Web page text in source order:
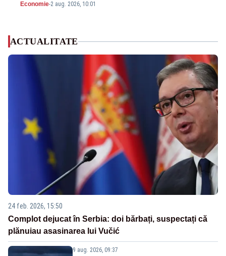
Economie-2 aug. 2026, 10:01
ACTUALITATE
24 feb. 2026, 15:50
Complot dejucat în Serbia: doi bărbați, suspectați că
plănuiau asasinarea lui Vučić
9 aug. 2026, 09:37